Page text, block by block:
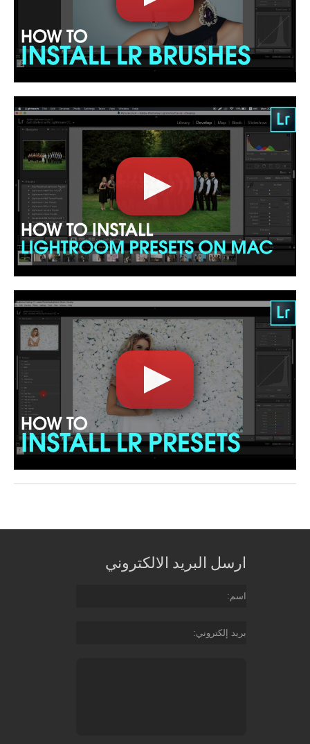
ارسل البريد الالكتروني
اسم
بريد إلكتروني